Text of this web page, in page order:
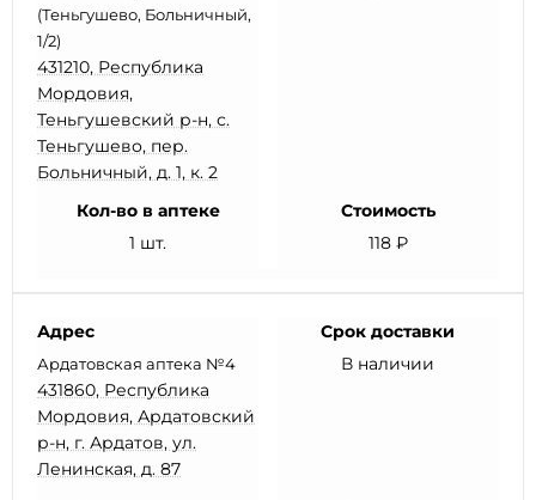
(Теньгушево, Больничный,
1/2)
431210, Республика
Мордовия,
Теньгушевский р-н, с.
Теньгушево, пер.
Больничный, д. 1, к. 2
Кол-во в аптеке
1 шт.
Стоимость
118 ₽
Адрес
Ардатовская аптека №4
431860, Республика
Мордовия, Ардатовский
р-н, г. Ардатов, ул.
Ленинская, д. 87
Срок доставки
В наличии